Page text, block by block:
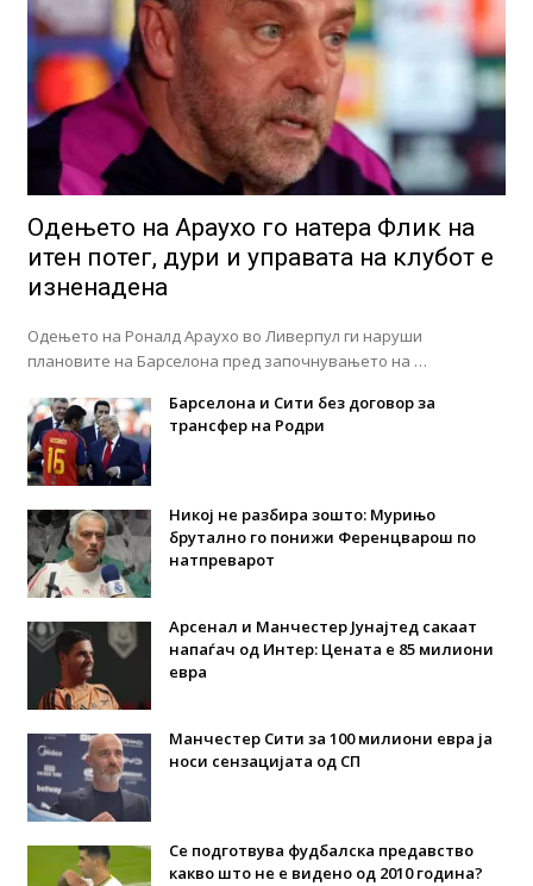
Одењето на Араухо го натера Флик на
итен потег, дури и управата на клубот е
изненадена
Одењето на Роналд Араухо во Ливерпул ги наруши
плановите на Барселона пред започнувањето на …
Барселона и Сити без договор за
трансфер на Родри
Никој не разбира зошто: Мурињо
брутално го понижи Ференцварош по
натпреварот
Арсенал и Манчестер Јунајтед сакаат
напаѓач од Интер: Цената е 85 милиони
евра
Манчестер Сити за 100 милиони евра ја
носи сензацијата од СП
Се подготвува фудбалска предавство
какво што не е видено од 2010 година?